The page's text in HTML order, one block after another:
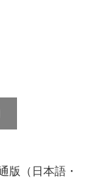
版（日本語・